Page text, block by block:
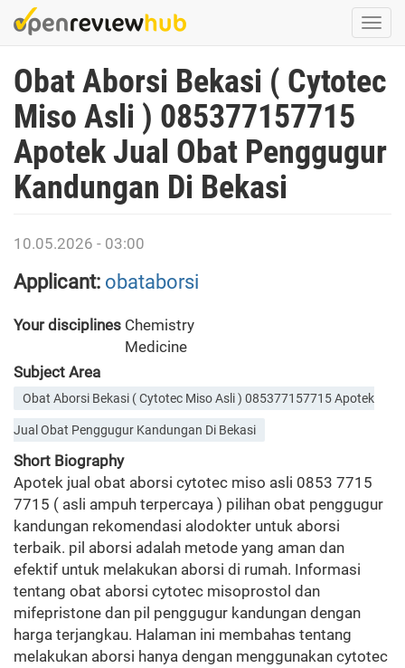
Skip
to
content
Obat Aborsi Bekasi ( Cytotec
Miso Asli ) 085377157715
Apotek Jual Obat Penggugur
Kandungan Di Bekasi
10.05.2026 - 03:00
Applicant: obataborsi
Your disciplines Chemistry
Medicine
Subject Area
Obat Aborsi Bekasi ( Cytotec Miso Asli ) 085377157715 Apotek
Jual Obat Penggugur Kandungan Di Bekasi
Short Biography
Apotek jual obat aborsi cytotec miso asli 0853 7715
7715 ( asli ampuh terpercaya ) pilihan obat penggugur
kandungan rekomendasi alodokter untuk aborsi
terbaik. pil aborsi adalah metode yang aman dan
efektif untuk melakukan aborsi di rumah. Informasi
tentang obat aborsi cytotec misoprostol dan
mifepristone dan pil penggugur kandungan dengan
harga terjangkau. Halaman ini membahas tentang
melakukan aborsi hanya dengan menggunakan cytotec